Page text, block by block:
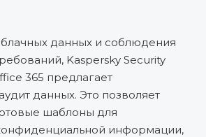
данных и соблюдения
Kaspersky Security
365 предлагает
данных. Это позволяет
шаблоны для
информации,